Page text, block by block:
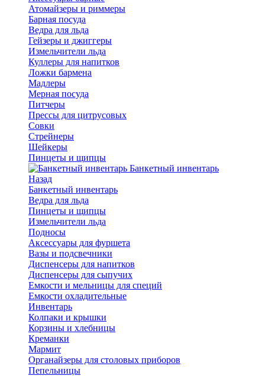
Атомайзеры и риммеры
Барная посуда
Ведра для льда
Гейзеры и джиггеры
Измельчители льда
Куллеры для напитков
Ложки бармена
Мадлеры
Мерная посуда
Питчеры
Прессы для цитрусовых
Совки
Стрейнеры
Шейкеры
Пинцеты и щипцы
Банкетный инвентарь
Назад
Банкетный инвентарь
Ведра для льда
Пинцеты и щипцы
Измельчители льда
Подносы
Аксессуары для фуршета
Вазы и подсвечники
Диспенсеры для напитков
Диспенсеры для сыпучих
Емкости и мельницы для специй
Емкости охладительные
Инвентарь
Колпаки и крышки
Корзины и хлебницы
Креманки
Мармит
Органайзеры для столовых приборов
Пепельницы